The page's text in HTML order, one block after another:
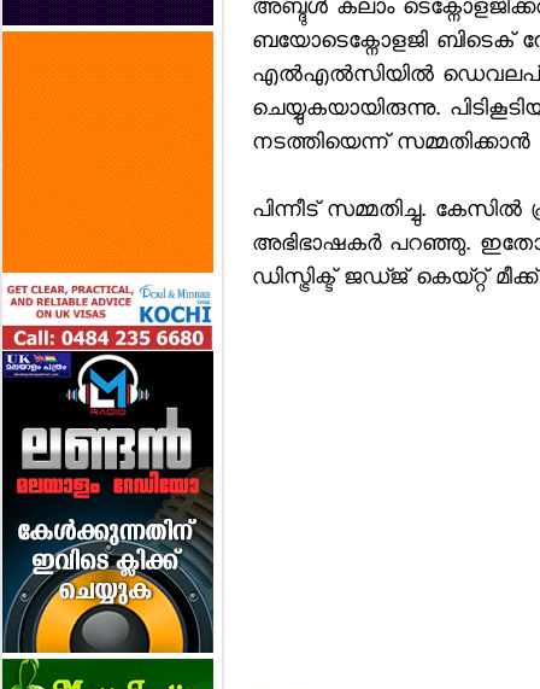
അബ്ദുള്‍ കലാം
ബയോടെക്നോളജി ബിടെക്
എല്‍എല്‍സിയില്‍
ചെയ്യുകയായിരുന്നു.
നടത്തിയെന്ന് സമ്മതിക്കാന്‍
പിന്നീട് സമ്മതിച്ചു.
അഭിഭാഷകര്‍ പറഞ്ഞു.
ഡിസ്ട്രിക്ട് ജഡ്ജ് കെയ്റ്റ് മീക്ക്